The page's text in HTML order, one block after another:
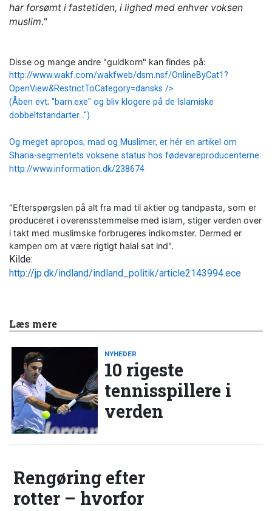
har forsømt i fastetiden, i lighed med enhver voksen
muslim."
Disse og mange andre "guldkorn" kan findes på:
http://www.wakf.com/wakfweb/dsm.nsf/OnlineByCat1?
OpenView&RestrictToCategory=dansks />
(Åben evt; "barn.exe" og bliv klogere på de Islamiske
dobbeltstandarter...")
Og meget apropos; mad og Muslimer, er hér en artikel om
Sharia-segmentets voksene status hos fødevareproducenterne:
http://www.information.dk/238674
"Efterspørgslen på alt fra mad til aktier og tandpasta, som er
produceret i overensstemmelse med islam, stiger verden over
i takt med muslimske forbrugeres indkomster. Dermed er
kampen om at være rigtigt halal sat ind".
Kilde:
http://jp.dk/indland/indland_politik/article2143994.ece
Læs mere
NYHEDER
10 rigeste
tennisspillere i
verden
Rengøring efter
rotter – hvorfor